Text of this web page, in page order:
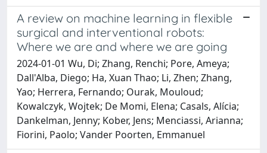
A review on machine learning in flexible
surgical and interventional robots:
Where we are and where we are going
2024-01-01 Wu, Di; Zhang, Renchi; Pore, Ameya;
Dall'Alba, Diego; Ha, Xuan Thao; Li, Zhen; Zhang,
Yao; Herrera, Fernando; Ourak, Mouloud;
Kowalczyk, Wojtek; De Momi, Elena; Casals, Alícia;
Dankelman, Jenny; Kober, Jens; Menciassi, Arianna;
Fiorini, Paolo; Vander Poorten, Emmanuel